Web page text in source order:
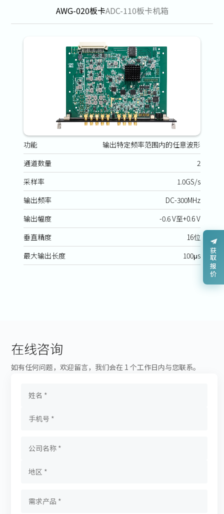
AWG-020板卡ADC-110板卡机箱
功能
输出特定频率范围内的任意波形
通道数量
2
采样率
1.0GS/s
输出频率
DC-300MHz
输出幅度
-0.6 V至+0.6 V
垂直精度
16位
最大输出长度
100μs
在线咨询
如有任何问题，欢迎留言，我们会在 1 个工作日内与您联系。
获取报价